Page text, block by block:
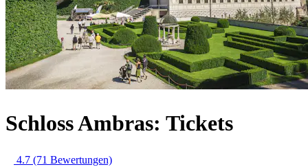
Schloss Ambras: Tickets
4.7 (71 Bewertungen)